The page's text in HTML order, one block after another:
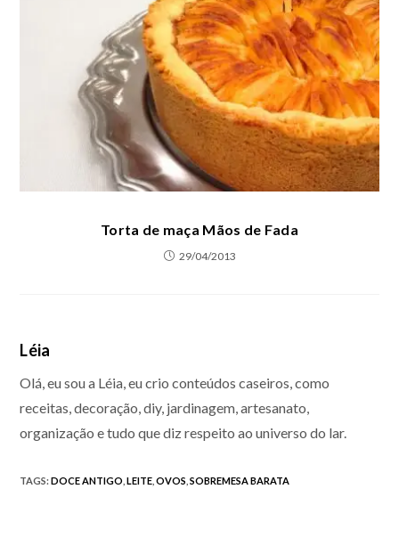
Torta de maça Mãos de Fada
29/04/2013
Léia
Olá, eu sou a Léia, eu crio conteúdos caseiros, como
receitas, decoração, diy, jardinagem, artesanato,
organização e tudo que diz respeito ao universo do lar.
TAGS:DOCE ANTIGO LEITE OVOS SOBREMESA BARATA